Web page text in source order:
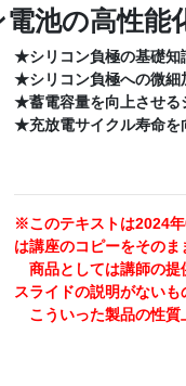
池の高性能
★シリコン負極の基礎知
★シリコン負極への微細
★蓄電容量を向上させる
★充放電サイクル寿命を
※このテキストは2024
は講座のコピーをそのま
商品としては講師の提
スライドの説明がないも
こういった製品の性質